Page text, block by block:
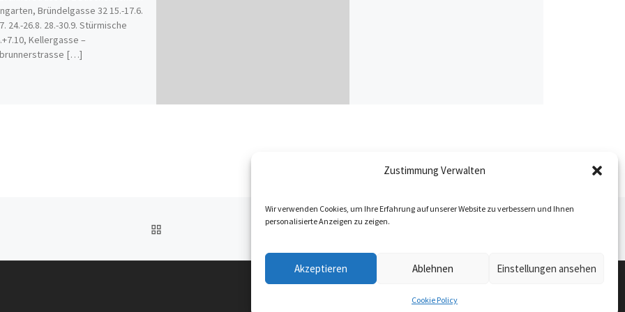
Zustimmung Verwalten
Wir verwenden Cookies, um Ihre Erfahrung auf unserer Website zu verbessern und Ihnen
personalisierte Anzeigen zu zeigen.
Akzeptieren Ablehnen Einstellungen ansehen
Cookie Policy
Bründelgasse 32 15.-17.6.
24.-26.8. 28.-30.9. Stürmische
Kellergasse –
[…]
ZURÜCK ZUR BEITRAGSLISTE HONIG, PASTEN, NUDELN – NEUES IM REGAL